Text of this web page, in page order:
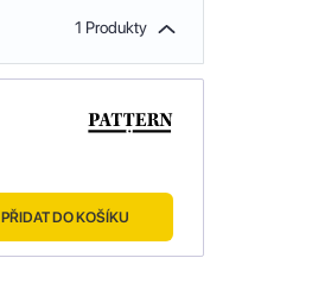
1 Produkty
PŘIDAT DO KOŠÍKU